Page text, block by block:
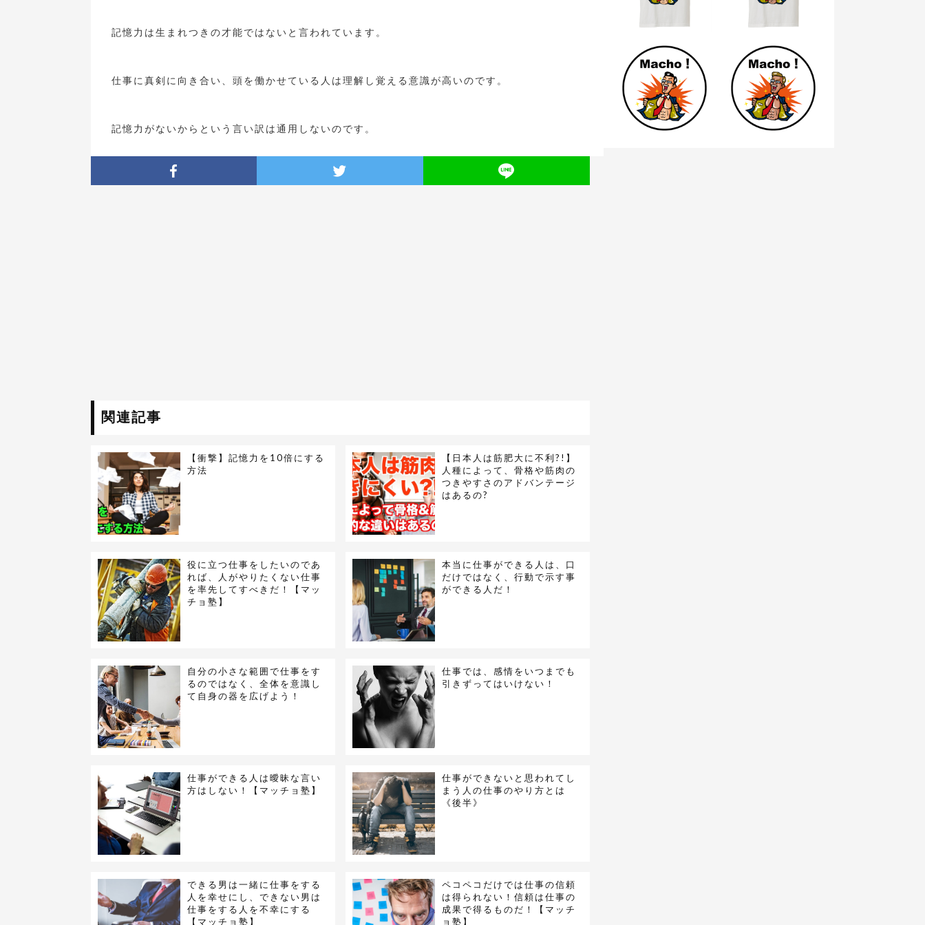
記憶力は生まれつきの才能ではないと言われています。
仕事に真剣に向き合い、頭を働かせている人は理解し覚える意識が高いのです。
記憶力がないからという言い訳は通用しないのです。
関連記事
【衝撃】記憶力を10倍にする
方法
【日本人は筋肥大に不利?!】
人種によって、骨格や筋肉の
つきやすさのアドバンテージ
はあるの?
役に立つ仕事をしたいのであ
れば、人がやりたくない仕事
を率先してすべきだ！【マッ
チョ塾】
本当に仕事ができる人は、口
だけではなく、行動で示す事
ができる人だ！
自分の小さな範囲で仕事をす
るのではなく、全体を意識し
て自身の器を広げよう！
仕事では、感情をいつまでも
引きずってはいけない！
仕事ができる人は曖昧な言い
方はしない！【マッチョ塾】
仕事ができないと思われてし
まう人の仕事のやり方とは
《後半》
できる男は一緒に仕事をする
人を幸せにし、できない男は
仕事をする人を不幸にする
【マッチョ塾】
ペコペコだけでは仕事の信頼
は得られない！信頼は仕事の
成果で得るものだ！【マッチ
ョ塾】